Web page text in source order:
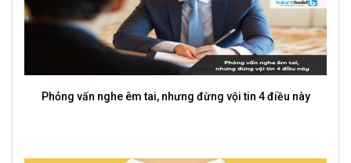
Doanh nghiệp kỳ vọng gì ở một sinh viên thực tập?